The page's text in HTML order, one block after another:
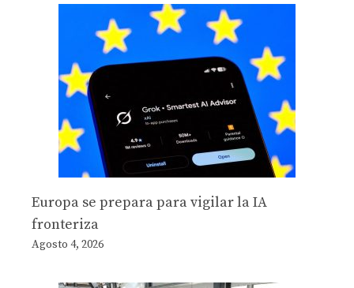
Europa se prepara para vigilar la IA
fronteriza
Agosto 4, 2026